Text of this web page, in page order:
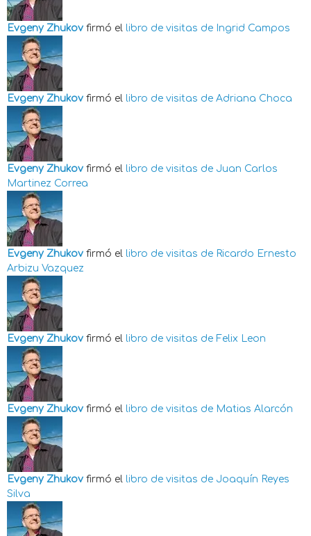
Evgeny Zhukov firmó el libro de visitas de Ingrid Campos
Evgeny Zhukov firmó el libro de visitas de Adriana Choca
Evgeny Zhukov firmó el libro de visitas de Juan Carlos
Martinez Correa
Evgeny Zhukov firmó el libro de visitas de Ricardo Ernesto
Arbizu Vazquez
Evgeny Zhukov firmó el libro de visitas de Felix Leon
Evgeny Zhukov firmó el libro de visitas de Matias Alarcón
Evgeny Zhukov firmó el libro de visitas de Joaquín Reyes
Silva